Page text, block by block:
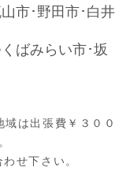
市･野田市･白井
ばみらい市･坂
は出張費￥３００
せ下さい。